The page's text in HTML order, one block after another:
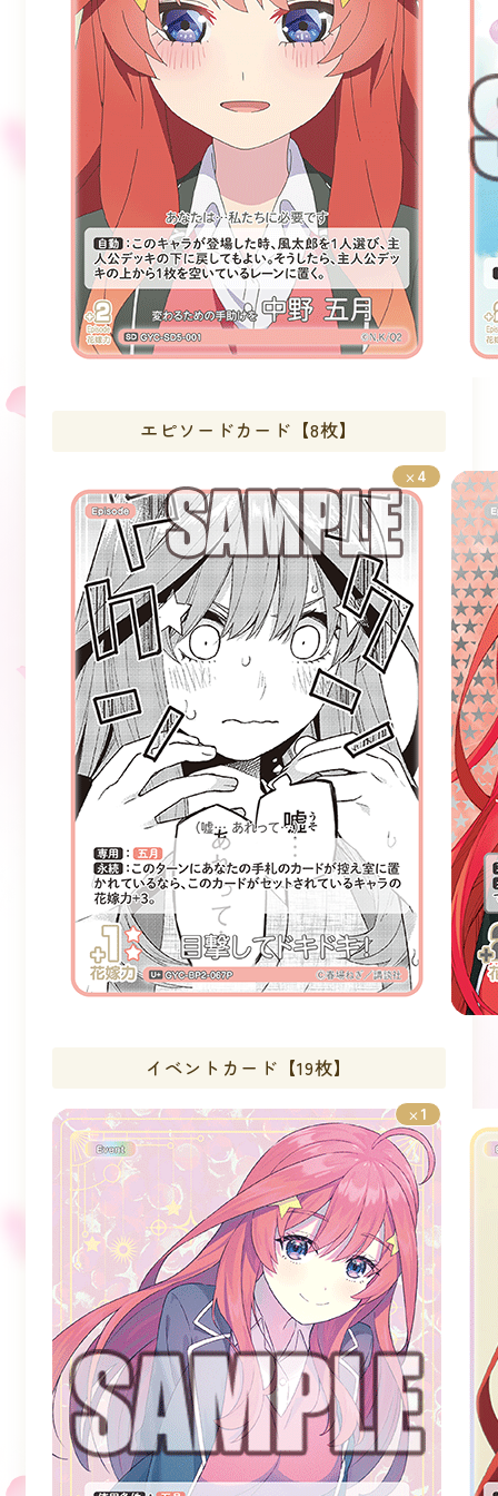
エピソードカード【8枚】
× 4
イベントカード【19枚】
× 1